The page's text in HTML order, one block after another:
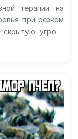
терапии на
при резком
угрозу